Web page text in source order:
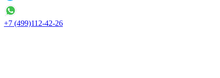
+7 (499)112-42-26